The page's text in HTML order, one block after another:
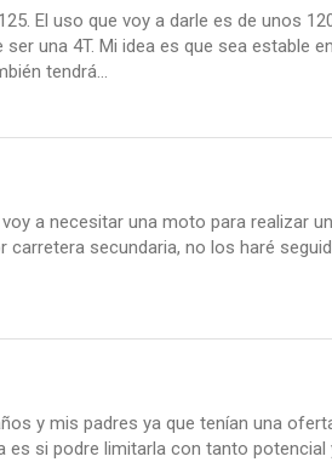
El uso que voy a darle es de unos
una 4T. Mi idea es que sea estable
tendrá...
a necesitar una moto para realizar
carretera secundaria, no los haré
y mis padres ya que tenían una
es si podre limitarla con tanto